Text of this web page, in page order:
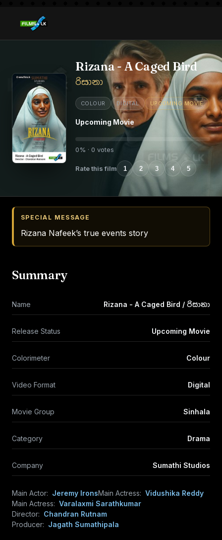
Rizana - A Caged Bird
රිසානා
COLOUR DIGITAL UPCOMING MOVIE
Upcoming Movie
0% · 0 votes
Rate this film 1 2 3 4 5
SPECIAL MESSAGE
Rizana Nafeek’s true events story
Summary
Name Rizana - A Caged Bird / රිසානා
Release Status Upcoming Movie
Colorimeter Colour
Video Format Digital
Movie Group Sinhala
Category Drama
Company Sumathi Studios
Main Actor: Jeremy IronsMain Actress: Vidushika Reddy
Main Actress: Varalaxmi Sarathkumar
Director: Chandran Rutnam
Producer: Jagath Sumathipala